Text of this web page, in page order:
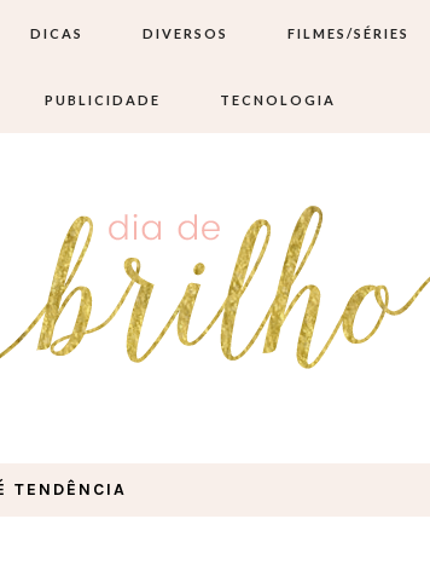
DICAS DIVERSOS FILMES/SÉRIES
PUBLICIDADE TECNOLOGIA
TENDÊNCIA